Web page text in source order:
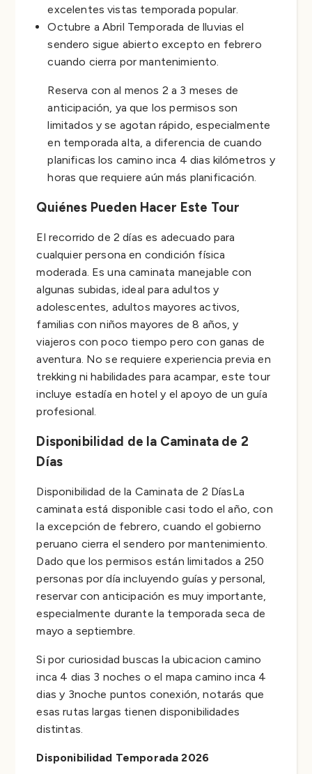
excelentes vistas temporada popular.
Octubre a Abril Temporada de lluvias el
sendero sigue abierto excepto en febrero
cuando cierra por mantenimiento.
Reserva con al menos 2 a 3 meses de
anticipación, ya que los permisos son
limitados y se agotan rápido, especialmente
en temporada alta, a diferencia de cuando
planificas los camino inca 4 dias kilómetros y
horas que requiere aún más planificación.
Quiénes Pueden Hacer Este Tour
El recorrido de 2 días es adecuado para
cualquier persona en condición física
moderada. Es una caminata manejable con
algunas subidas, ideal para adultos y
adolescentes, adultos mayores activos,
familias con niños mayores de 8 años, y
viajeros con poco tiempo pero con ganas de
aventura. No se requiere experiencia previa en
trekking ni habilidades para acampar, este tour
incluye estadía en hotel y el apoyo de un guía
profesional.
Disponibilidad de la Caminata de 2
Días
Disponibilidad de la Caminata de 2 DíasLa
caminata está disponible casi todo el año, con
la excepción de febrero, cuando el gobierno
peruano cierra el sendero por mantenimiento.
Dado que los permisos están limitados a 250
personas por día incluyendo guías y personal,
reservar con anticipación es muy importante,
especialmente durante la temporada seca de
mayo a septiembre.
Si por curiosidad buscas la ubicacion camino
inca 4 dias 3 noches o el mapa camino inca 4
dias y 3noche puntos conexión, notarás que
esas rutas largas tienen disponibilidades
distintas.
Disponibilidad Temporada 2026